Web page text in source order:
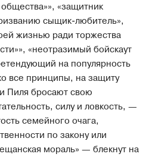
«защитник
сыщик-любитель»,
жизнью ради торжества
«неотразимый бойскаут
на популярность
все принципы, на защиту
Пиля бросают свою
силу и ловкость, —
семейного очага,
по закону или
мораль» — блекнут на